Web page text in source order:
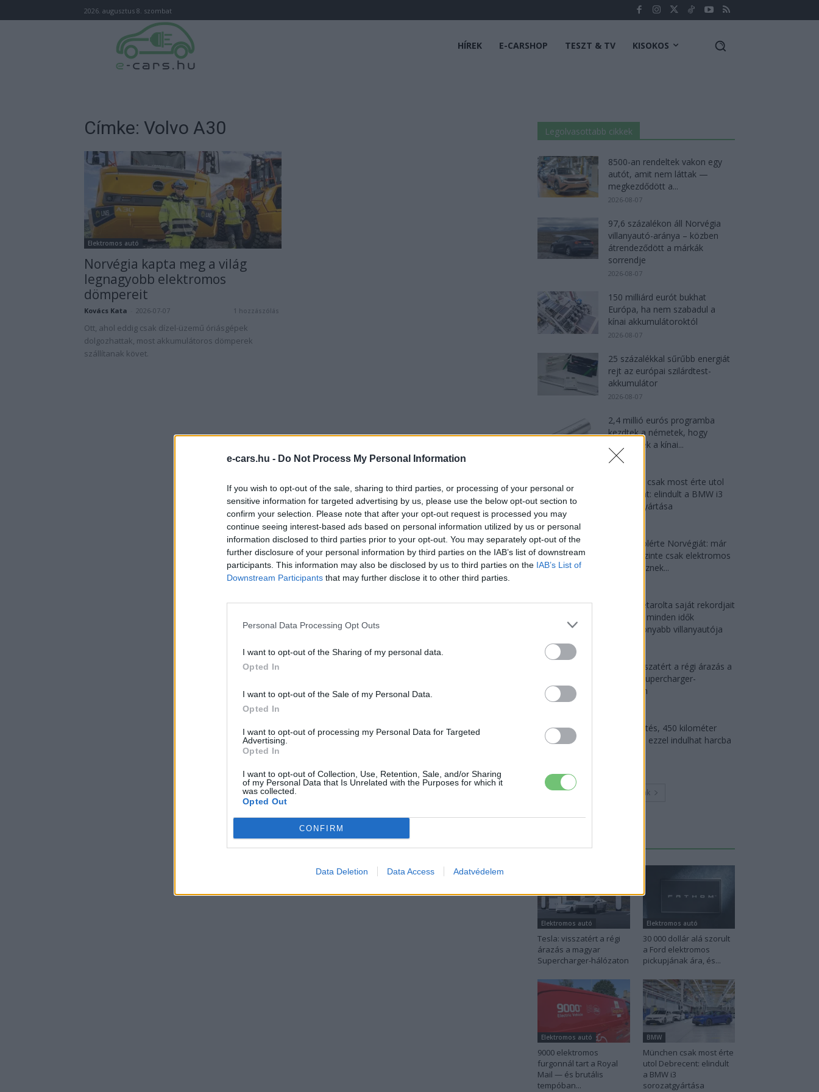
e-cars.hu - Do Not Process My Personal Information
If you wish to opt-out of the sale, sharing to third parties, or processing of your personal or
sensitive information for targeted advertising by us, please use the below opt-out section to
confirm your selection. Please note that after your opt-out request is processed you may
continue seeing interest-based ads based on personal information utilized by us or personal
information disclosed to third parties prior to your opt-out. You may separately opt-out of the
further disclosure of your personal information by third parties on the IAB’s list of downstream
participants. This information may also be disclosed by us to third parties on the IAB’s List of
Downstream Participants that may further disclose it to other third parties.
Personal Data Processing Opt Outs
I want to opt-out of the Sharing of my personal data.
Opted In
I want to opt-out of the Sale of my Personal Data.
Opted In
I want to opt-out of processing my Personal Data for Targeted
Advertising.
Opted In
I want to opt-out of Collection, Use, Retention, Sale, and/or Sharing
of my Personal Data that Is Unrelated with the Purposes for which it
was collected.
Opted Out
CONFIRM
Data Deletion Data Access Adatvédelem
2026. augusztus 8. szombat
HÍREK E-CARSHOP TESZT & TV KISOKOS
Címke: Volvo A30
Elektromos autó
Norvégia kapta meg a világ
legnagyobb elektromos
dömpereit
Kovács Kata 2026-07-07 1 hozzászólás
Ott, ahol eddig csak dízel-üzemű óriásgépek
dolgozhattak, most akkumulátoros dömperek
szállítanak követ.
Legolvasottabb cikkek
8500-an rendeltek vakon egy
autót, amit nem láttak —
megkezdődött a...
2026-08-07
97,6 százalékon áll Norvégia
villanyautó-aránya – közben
átrendeződött a márkák
sorrendje
2026-08-07
150 milliárd eurót bukhat
Európa, ha nem szabadul a
kínai akkumulátoroktól
2026-08-07
25 százalékkal sűrűbb energiát
rejt az európai szilárdtest-
akkumulátor
2026-08-07
2,4 millió eurós programba
kezdtek a németek, hogy
lekörözzék a kínai...
2026-08-07
München csak most érte utol
Debrecent: elindult a BMW i3
sorozatgyártása
Dánia utolérte Norvégiát: már
náluk is szinte csak elektromos
autót vesznek...
Az Audi letarolta saját rekordjait
— készül minden idők
leghatékonyabb villanyautója
Tesla: visszatért a régi árazás a
magyar Supercharger-
hálózaton
9 perc töltés, 450 kilométer
hatótáv – ezzel indulhat harcba
Továbbiak
Elektromos autó
Tesla: visszatért a régi
árazás a magyar
Supercharger-hálózaton
Elektromos autó
30 000 dollár alá szorult
a Ford elektromos
pickupjának ára, és...
Elektromos autó
9000 elektromos
furgonnál tart a Royal
Mail — és brutális
tempóban...
BMW
München csak most érte
utol Debrecent: elindult
a BMW i3
sorozatgyártása